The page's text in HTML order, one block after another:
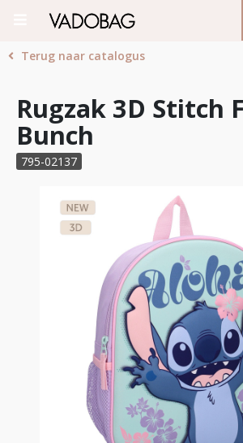
Terug naar catalogus
Rugzak 3D Stitch
Bunch
795-02137